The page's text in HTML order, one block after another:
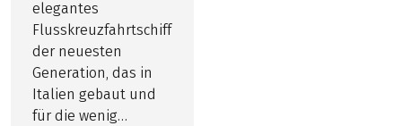
elegantes
Flusskreuzfahrtschiff
der neuesten
Generation, das in
Italien gebaut und
für die wenig